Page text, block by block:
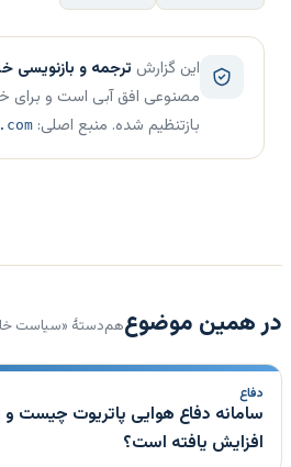
این گزارش ترجمه و بازنویسی
مصنوعی افق آبی است و برای
بازتنظیم شده. منبع اصلی:
در همین موضوعهم‌دستهٔ «سیاست
دفاع
سامانه دفاع هوایی پاتریوت چیست و
افزایش یافته است؟